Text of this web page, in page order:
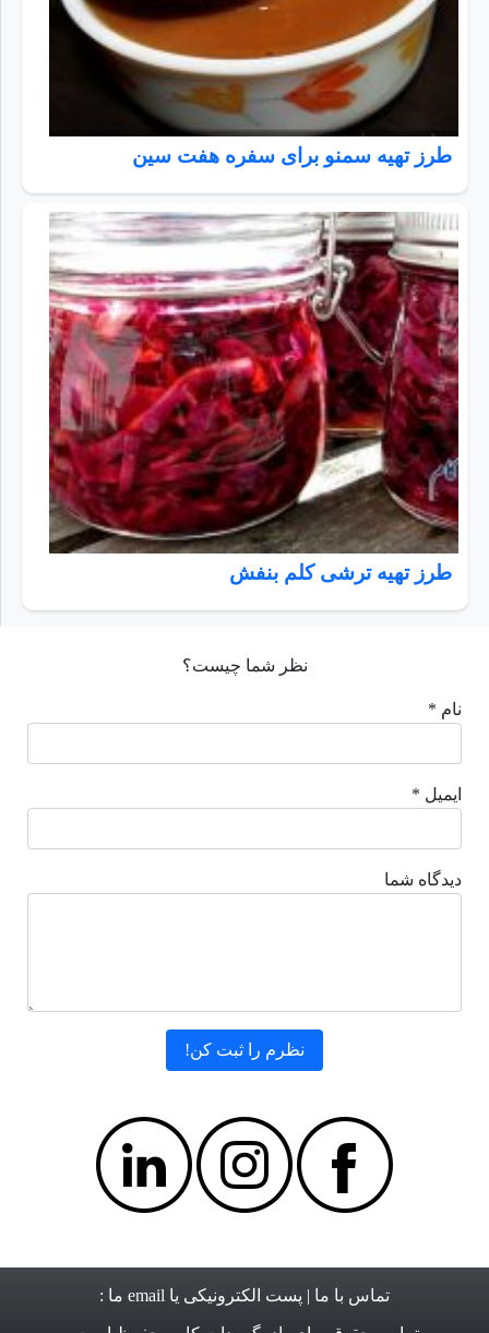
طرز تهیه سمنو برای سفره هفت سین
طرز تهیه ترشی کلم بنفش
نظر شما چیست؟
نام *
ایمیل *
دیدگاه شما
تماس با ما | پست الکترونیکی یا email ما :